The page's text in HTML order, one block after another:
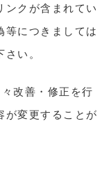
ンクが含まれてい
等につきましては
い。
改善・修正を行
が変更することが